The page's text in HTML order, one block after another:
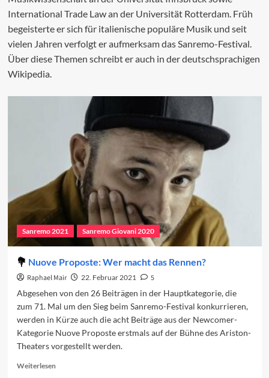
International Trade Law an der Universität Rotterdam. Früh
begeisterte er sich für italienische populäre Musik und seit
vielen Jahren verfolgt er aufmerksam das Sanremo-Festival.
Über diese Themen schreibt er auch in der deutschsprachigen
Wikipedia.
Sanremo 2021 Sanremo Giovani 2020
Nuove Proposte: Wer macht das Rennen?
Raphael Mair 22. Februar 2021
5
Abgesehen von den 26 Beiträgen in der Hauptkategorie, die
zum 71. Mal um den Sieg beim Sanremo-Festival konkurrieren,
werden in Kürze auch die acht Beiträge aus der Newcomer-
Kategorie Nuove Proposte erstmals auf der Bühne des Ariston-
Theaters vorgestellt werden.
WeiterlesenRead